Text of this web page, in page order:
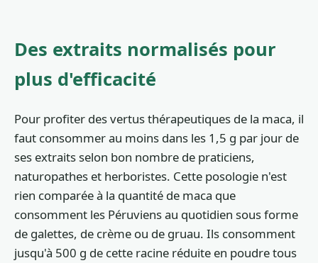
Des extraits normalisés pour
plus d'efficacité
Pour profiter des vertus thérapeutiques de la maca, il
faut consommer au moins dans les 1,5 g par jour de
ses extraits selon bon nombre de praticiens,
naturopathes et herboristes. Cette posologie n'est
rien comparée à la quantité de maca que
consomment les Péruviens au quotidien sous forme
de galettes, de crème ou de gruau. Ils consomment
jusqu'à 500 g de cette racine réduite en poudre tous